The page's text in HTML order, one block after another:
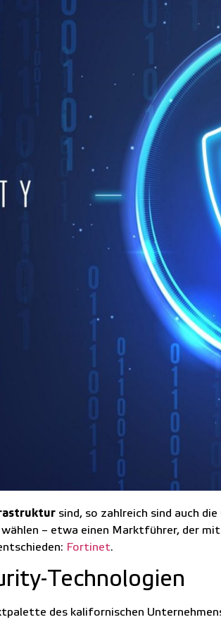
sind, so zahlreich sind auch
– etwa einen Marktführer, der
Fortinet.
Technologien
des kalifornischen